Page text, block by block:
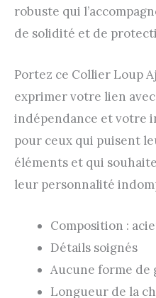
robuste qui
de solidité et de
Portez ce Collier Loup
exprimer votre lien
indépendance et votre
pour ceux qui puisent
éléments et qui
leur personnalité
Composition :
Détails soignés
Aucune forme de
Longueur de la